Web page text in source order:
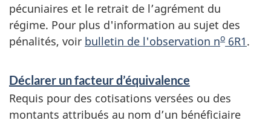
pécuniaires et le retrait de l’agrément du
régime. Pour plus d'information au sujet des
pénalités, voir bulletin de l'observation no 6R1.
e
r
Déclarer un facteur d’équivalence
Requis pour des cotisations versées ou des
montants attribués au nom d’un bénéficiaire